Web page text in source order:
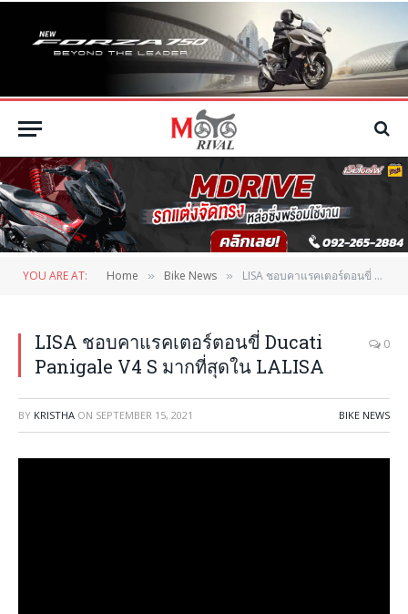
YOU ARE AT: Home » Bike News » LISA ชอบคาแรคเตอร์ตอนขี่ Ducati Panigale V4 S มากที่สุดใน LALISA
LISA ชอบคาแรคเตอร์ตอนขี่ Ducati
Panigale V4 S มากที่สุดใน LALISA
0
BY KRISTHA ON SEPTEMBER 15, 2021 BIKE NEWS